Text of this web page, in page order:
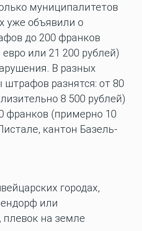
муниципалитетов
уже объявили о
до 200 франков
или 21 200 рублей)
В разных
штрафов разнятся: от 80
8 500 рублей)
франков (примерно 10
кантон Базель-
городах,
или
плевок на земле